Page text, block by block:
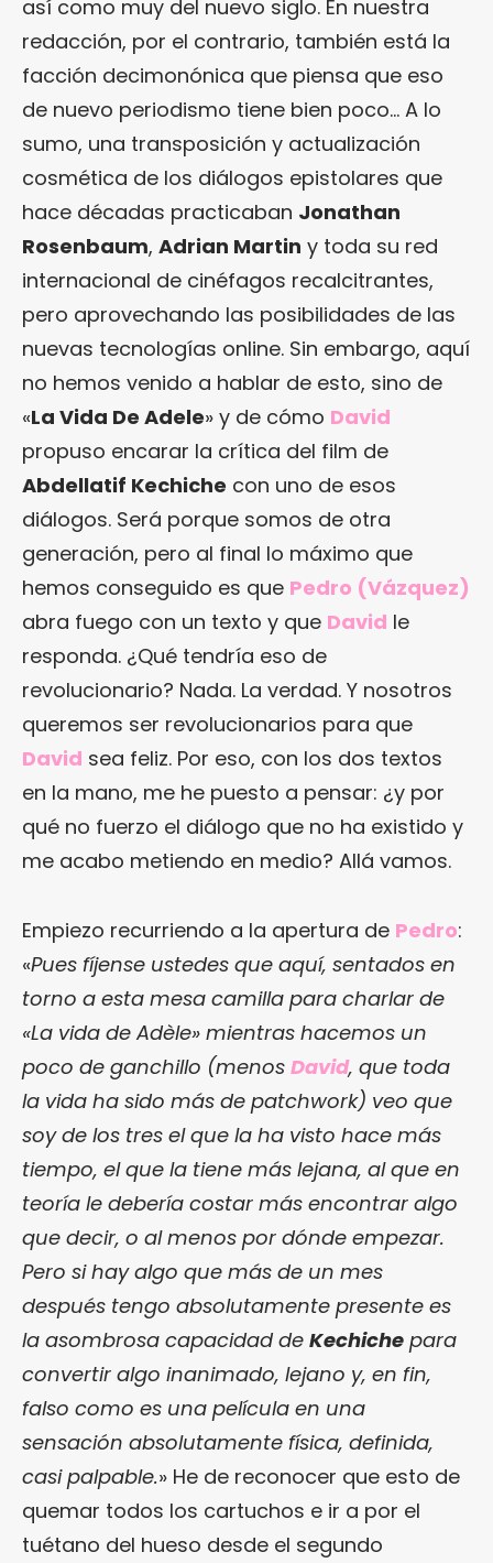
así como muy del nuevo siglo. En nuestra
redacción, por el contrario, también está la
facción decimonónica que piensa que eso
de nuevo periodismo tiene bien poco… A lo
sumo, una transposición y actualización
cosmética de los diálogos epistolares que
hace décadas practicaban Jonathan
Rosenbaum, Adrian Martin y toda su red
internacional de cinéfagos recalcitrantes,
pero aprovechando las posibilidades de las
nuevas tecnologías online. Sin embargo, aquí
no hemos venido a hablar de esto, sino de
«La Vida De Adele» y de cómo David
propuso encarar la crítica del film de
Abdellatif Kechiche con uno de esos
diálogos. Será porque somos de otra
generación, pero al final lo máximo que
hemos conseguido es que Pedro (Vázquez)
abra fuego con un texto y que David le
responda. ¿Qué tendría eso de
revolucionario? Nada. La verdad. Y nosotros
queremos ser revolucionarios para que
David sea feliz. Por eso, con los dos textos
en la mano, me he puesto a pensar: ¿y por
qué no fuerzo el diálogo que no ha existido y
me acabo metiendo en medio? Allá vamos.
Empiezo recurriendo a la apertura de Pedro:
«Pues fíjense ustedes que aquí, sentados en
torno a esta mesa camilla para charlar de
«La vida de Adèle» mientras hacemos un
poco de ganchillo (menos David, que toda
la vida ha sido más de patchwork) veo que
soy de los tres el que la ha visto hace más
tiempo, el que la tiene más lejana, al que en
teoría le debería costar más encontrar algo
que decir, o al menos por dónde empezar.
Pero si hay algo que más de un mes
después tengo absolutamente presente es
la asombrosa capacidad de Kechiche para
convertir algo inanimado, lejano y, en fin,
falso como es una película en una
sensación absolutamente física, definida,
casi palpable.» He de reconocer que esto de
quemar todos los cartuchos e ir a por el
tuétano del hueso desde el segundo